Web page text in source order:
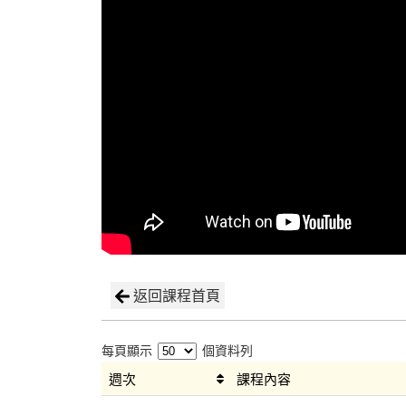
返回課程首頁
每頁顯示 個資料列
週次 課程內容